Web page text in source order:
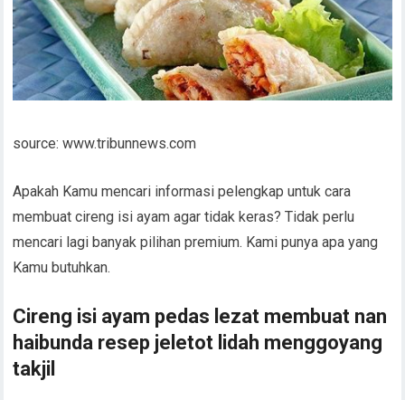
source: www.tribunnews.com
Apakah Kamu mencari informasi pelengkap untuk cara
membuat cireng isi ayam agar tidak keras? Tidak perlu
mencari lagi banyak pilihan premium. Kami punya apa yang
Kamu butuhkan.
Cireng isi ayam pedas lezat membuat nan
haibunda resep jeletot lidah menggoyang
takjil